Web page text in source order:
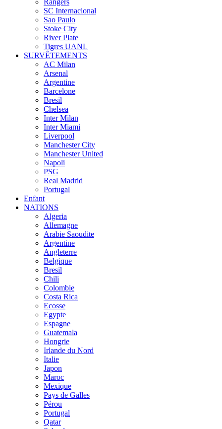
Rangers
SC Internacional
Sao Paulo
Stoke City
River Plate
Tigres UANL
SURVÊTEMENTS
AC Milan
Arsenal
Argentine
Barcelone
Bresil
Chelsea
Inter Milan
Inter Miami
Liverpool
Manchester City
Manchester United
Napoli
PSG
Real Madrid
Portugal
Enfant
NATIONS
Algeria
Allemagne
Arabie Saoudite
Argentine
Angleterre
Belgique
Bresil
Chili
Colombie
Costa Rica
Ecosse
Egypte
Espagne
Guatemala
Hongrie
Irlande du Nord
Italie
Japon
Maroc
Mexique
Pays de Galles
Pérou
Portugal
Qatar